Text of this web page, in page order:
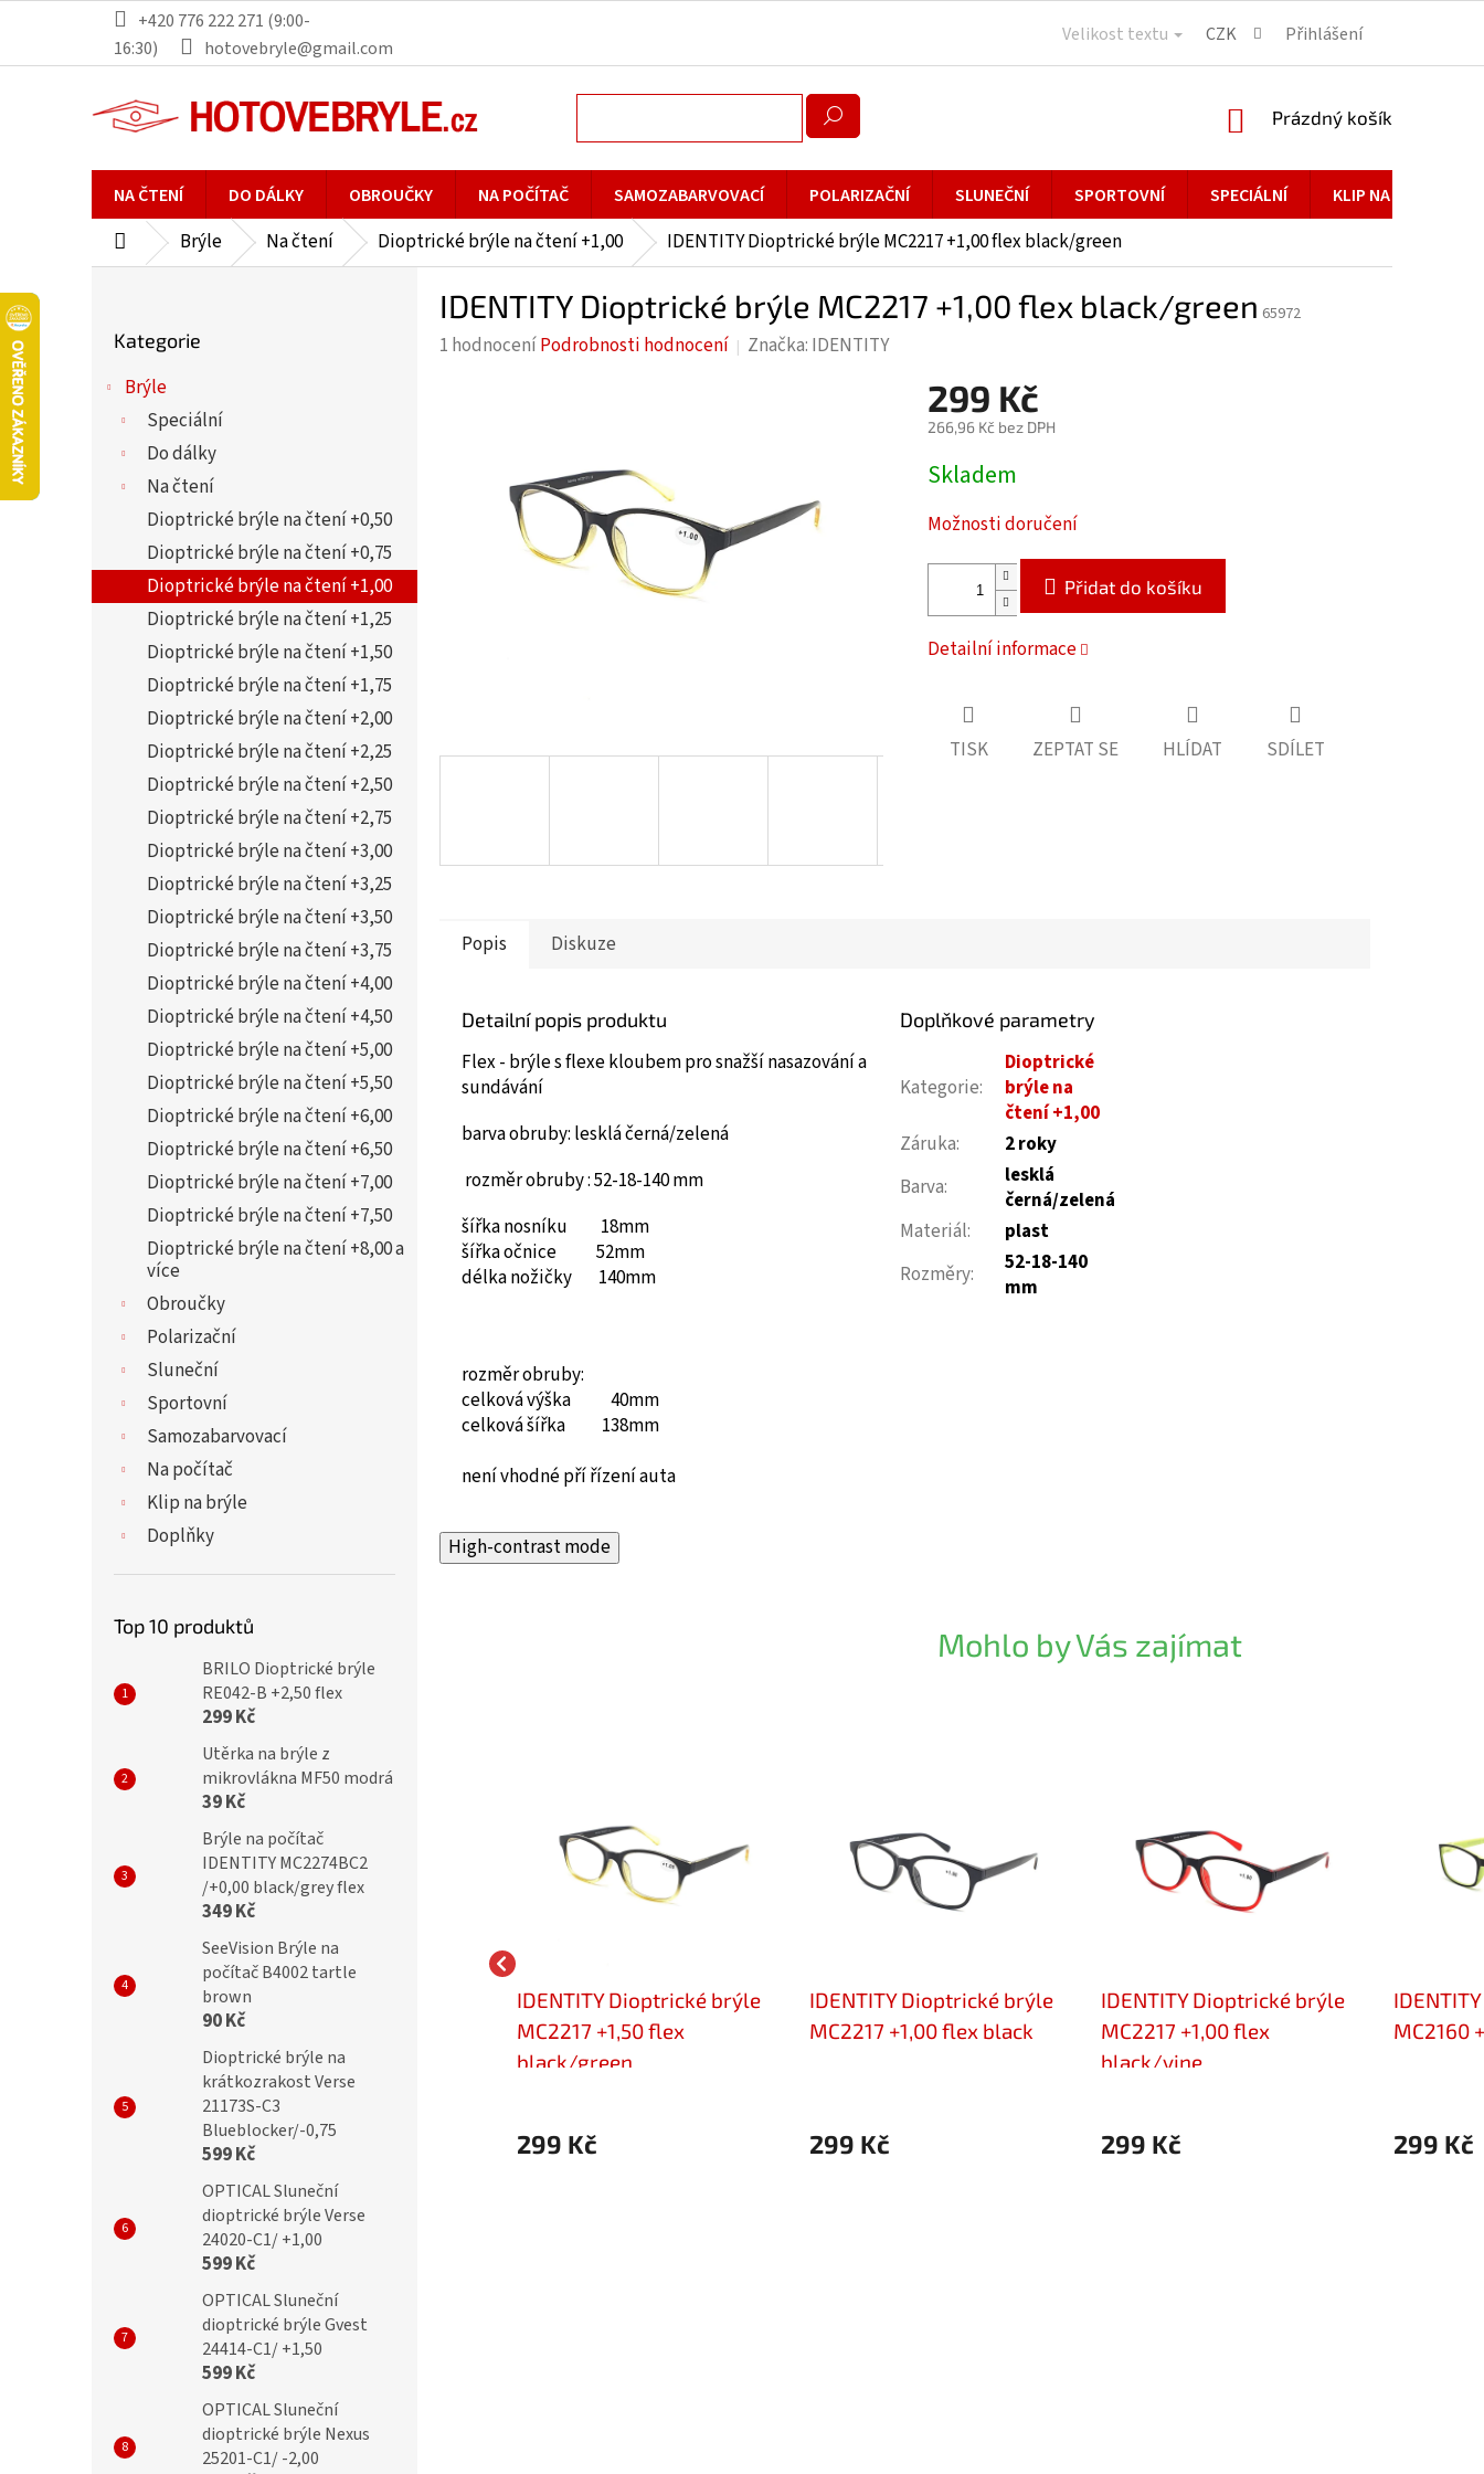
obsah
+420 776 222 271 (9:00-
16:30)
hotovebryle@gmail.com
Velikost textu CZK Přihlášení
NÁKUPNÍ
Prázdný košík
NA ČTENÍ DO DÁLKY OBROUČKY NA POČÍTAČ SAMOZABARVOVACÍ POLARIZAČNÍ SLUNEČNÍ SPORTOVNÍ SPECIÁLNÍ KLIP NA BRÝLE
DomůBrýle Na čtení Dioptrické brýle na čtení +1,00 IDENTITY Dioptrické brýle MC2217 +1,00 flex black/green
e
kategorie
Kategorie
Brýle
Speciální
Do dálky
Na čtení
Dioptrické brýle na čtení +0,50
Dioptrické brýle na čtení +0,75
Dioptrické brýle na čtení +1,00
Dioptrické brýle na čtení +1,25
Dioptrické brýle na čtení +1,50
Dioptrické brýle na čtení +1,75
Dioptrické brýle na čtení +2,00
Dioptrické brýle na čtení +2,25
Dioptrické brýle na čtení +2,50
Dioptrické brýle na čtení +2,75
Dioptrické brýle na čtení +3,00
Dioptrické brýle na čtení +3,25
Dioptrické brýle na čtení +3,50
Dioptrické brýle na čtení +3,75
Dioptrické brýle na čtení +4,00
Dioptrické brýle na čtení +4,50
Dioptrické brýle na čtení +5,00
Dioptrické brýle na čtení +5,50
Dioptrické brýle na čtení +6,00
Dioptrické brýle na čtení +6,50
Dioptrické brýle na čtení +7,00
Dioptrické brýle na čtení +7,50
Dioptrické brýle na čtení +8,00 a
více
Obroučky
Polarizační
Sluneční
Sportovní
Samozabarvovací
Na počítač
Klip na brýle
Doplňky
Top 10 produktů
BRILO Dioptrické brýle
RE042-B +2,50 flex
299 Kč
Utěrka na brýle z
mikrovlákna MF50 modrá
39 Kč
Brýle na počítač
IDENTITY MC2274BC2
/+0,00 black/grey flex
349 Kč
SeeVision Brýle na
počítač B4002 tartle
brown
90 Kč
Dioptrické brýle na
krátkozrakost Verse
21173S-C3
Blueblocker/-0,75
599 Kč
OPTICAL Sluneční
dioptrické brýle Verse
24020-C1/ +1,00
599 Kč
OPTICAL Sluneční
dioptrické brýle Gvest
24414-C1/ +1,50
599 Kč
OPTICAL Sluneční
dioptrické brýle Nexus
25201-C1/ -2,00
IDENTITY Dioptrické brýle MC2217 +1,00 flex black/green 65972
Průměrné
hvězdiček.
1 hodnoceníPodrobnosti hodnocení Značka: IDENTITY
299 Kč
266,96 Kč bez DPH
Měrná
cena:
Skladem
Možnosti doručení
Přidat do košíku
Detailní informace
TISK ZEPTAT SE HLÍDAT SDÍLET
Popis Diskuze
Detailní popis produktu
Flex - brýle s flexe kloubem pro snažší nasazování a
sundávání
barva obruby: lesklá černá/zelená
rozměr obruby : 52-18-140 mm
šířka nosníku 18mm
šířka očnice 52mm
délka nožičky 140mm
rozměr obruby:
celková výška 40mm
celková šířka 138mm
není vhodné pří řízení auta
Doplňkové parametry
Kategorie:
Dioptrické
brýle na
čtení +1,00
Záruka:
2 roky
Barva:
lesklá
černá/zelená
Materiál:
plast
Rozměry:
52-18-140
mm
High-contrast mode
Mohlo by Vás zajímat
Dioptrické brýle
IDENTITY Dioptrické brýle
MC2284 +1,00 green flex
299 Kč
IDENTITY Dioptrické brýle
MC2217 +1,50 flex
black/green
299 Kč
IDENTITY Dioptrické brýle
MC2217 +1,00 flex black
299 Kč
IDENTITY Dioptrické brýle
MC2217 +1,00 flex
black/vine
299 Kč
MC2160
299 Kč